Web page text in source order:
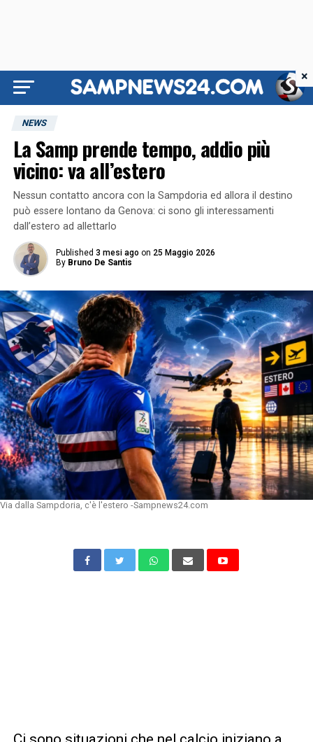
NEWS
La Samp prende tempo, addio più
vicino: va all’estero
Nessun contatto ancora con la Sampdoria ed allora il destino
può essere lontano da Genova: ci sono gli interessamenti
dall’estero ad allettarlo
Published 3 mesi ago on 25 Maggio 2026
By Bruno De Santis
Via dalla Sampdoria, c'è l'estero -Sampnews24.com
×